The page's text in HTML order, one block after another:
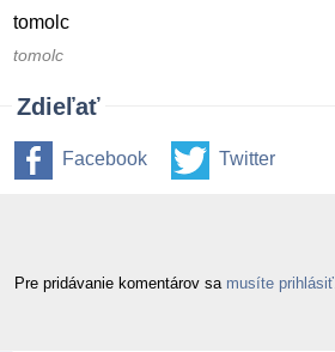
tomolc
tomolc
Zdieľať
Facebook Twitter
Pre pridávanie komentárov sa musíte prihlásiť